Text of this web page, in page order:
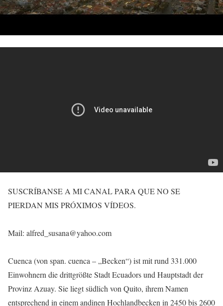
SUSCRÍBANSE A MI CANAL PARA QUE NO SE
PIERDAN MIS PRÓXIMOS VÍDEOS.
Mail: alfred_susana@yahoo.com
Cuenca (von span. cuenca – „Becken“) ist mit rund 331.000
Einwohnern die drittgrößte Stadt Ecuadors und Hauptstadt der
Provinz Azuay. Sie liegt südlich von Quito, ihrem Namen
entsprechend in einem andinen Hochlandbecken in 2450 bis 2600